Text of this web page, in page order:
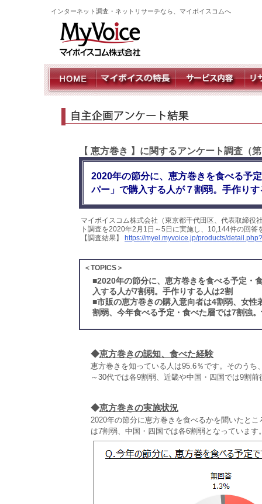
インターネット調査・ネットリサーチなら、マイボイスコムへ
【 恵方巻き 】に関するアンケート調査（
2020年の節分に、恵方巻きを食べる予
パー」で購入する人が７割弱。手作り
マイボイスコム株式会社（東京都千代田区、代表取締
ト調査を2020年2月1日～5日に実施し、10,144件の回
【調査結果】
https://myel.myvoice.jp/products/
＜TOPICS＞
■2020年の節分に、恵方巻きを食べる予定・
入する人が7割弱。手作りする人は2割
■市販の恵方巻きの購入意向者は4割弱、女
割弱、今年食べる予定・食べた層では7割強
◆恵方巻きの認知、食べた経験
恵方巻きを知っている人は95.6％です。そのう
～30代では各9割弱、近畿や中国・四国では9割
◆恵方巻きの実施状況
2020年の節分に恵方巻きを食べるかを聞いたと
は7割弱、中国・四国では各6割弱となっています